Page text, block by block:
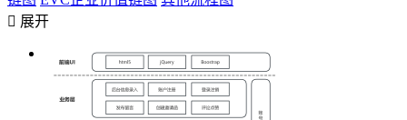
 展开